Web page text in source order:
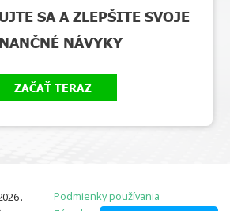
SA A ZLEPŠITE SVOJE
NÁVYKY
ZAČAŤ TERAZ
.
Podmienky používania